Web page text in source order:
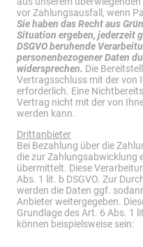
vor Zahlungsausfall, wenn
Sie haben das Recht aus
Situation ergeben, jederzeit
DSGVO beruhende
personenbezogener Daten
widersprechen. Die
Vertragsschluss mit der von
erforderlich. Eine
Vertrag nicht mit der von
werden kann.
Drittanbieter
Bei Bezahlung über die
die zur Zahlungsabwicklung
übermittelt. Diese
Abs. 1 lit. b DSGVO. Zur
werden die Daten ggf.
Anbieter weitergegeben.
Grundlage des Art. 6 Abs. 1
können beispielsweise sein: